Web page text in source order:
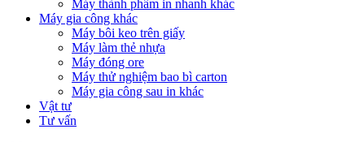
Máy thành phẩm in nhanh khác
Máy gia công khác
Máy bôi keo trên giấy
Máy làm thẻ nhựa
Máy đóng ore
Máy thử nghiệm bao bì carton
Máy gia công sau in khác
Vật tư
Tư vấn